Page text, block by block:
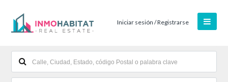
Iniciar sesión / Registrarse